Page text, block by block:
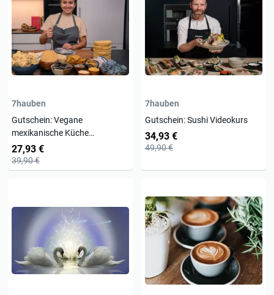
7hauben
Gutschein: Vegane
mexikanische Küche
Videokochkurs
27,93 €
39,90 €
7hauben
Gutschein: Sushi Videokurs
34,93 €
49,90 €